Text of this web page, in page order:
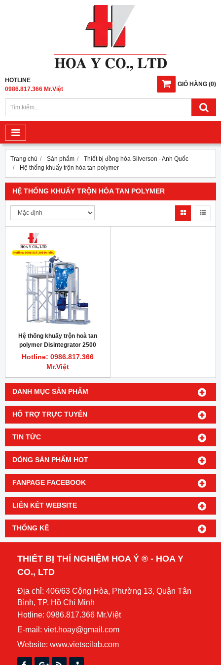
GIỎ HÀNG (0)
HOTLINE
0986.817.366 Mr.Việt
Trang chủ Sản phẩm
Thiết bị đồng hóa Silverson - Anh Quốc
Hệ thống khuấy trộn hòa tan polymer
DANH MỤC SẢN PHẨM
HỔ TRỢ TRỰC TUYẾN
TIN TỨC
DÒNG SẢN PHẨM HOT
FANPAGE FACEBOOK
LIÊN KẾT WEBSITE
THỐNG KÊ
HỆ THỐNG KHUẤY TRỘN HÒA TAN POLYMER
Hệ thống khuấy trộn hoà tan
polymer Disintegrator 2500
Silverson
Hotline: 0986.817.366
Mr.Việt
THIẾT BỊ THÍ NGHIỆM HOA Ý ® - HOA Y
CO., LTD
Địa chỉ: 406/63 Cộng Hòa, Phường 13, Quận Tân
Bình, TP. Hồ Chí Minh
Hotline: 0986.817.366 Mr.Việt
E-mail: viet.hoay@gmail.com
Website: www.vietscilab.com